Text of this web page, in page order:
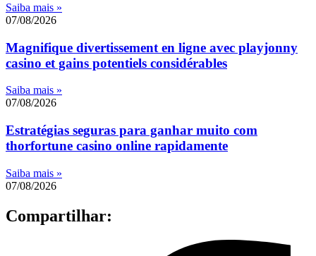
Saiba mais »
07/08/2026
Magnifique divertissement en ligne avec playjonny
casino et gains potentiels considérables
Saiba mais »
07/08/2026
Estratégias seguras para ganhar muito com
thorfortune casino online rapidamente
Saiba mais »
07/08/2026
Compartilhar: